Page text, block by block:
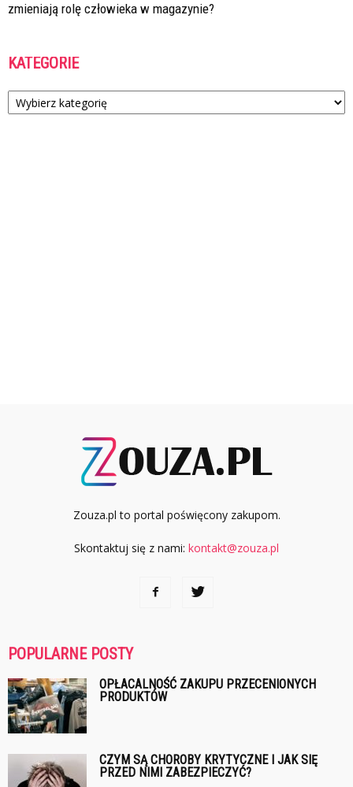
zmieniają rolę człowieka w magazynie?
KATEGORIE
Kategorie
Zouza.pl to portal poświęcony zakupom.
Skontaktuj się z nami: kontakt@zouza.pl
POPULARNE POSTY
OPŁACALNOŚĆ ZAKUPU PRZECENIONYCH
PRODUKTÓW
CZYM SĄ CHOROBY KRYTYCZNE I JAK SIĘ
PRZED NIMI ZABEZPIECZYĆ?